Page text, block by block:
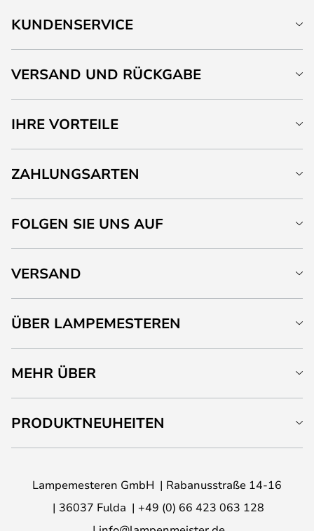
KUNDENSERVICE
VERSAND UND RÜCKGABE
IHRE VORTEILE
ZAHLUNGSARTEN
FOLGEN SIE UNS AUF
VERSAND
ÜBER LAMPEMESTEREN
MEHR ÜBER
PRODUKTNEUHEITEN
Lampemesteren GmbH
Rabanusstraße 14-16
36037 Fulda
+49 (0) 66 423 063 128